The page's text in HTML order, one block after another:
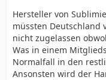
Hersteller von
müssten Deutschland
nicht zugelassen
Was in einem
Normalfall in den
Ansonsten wird der